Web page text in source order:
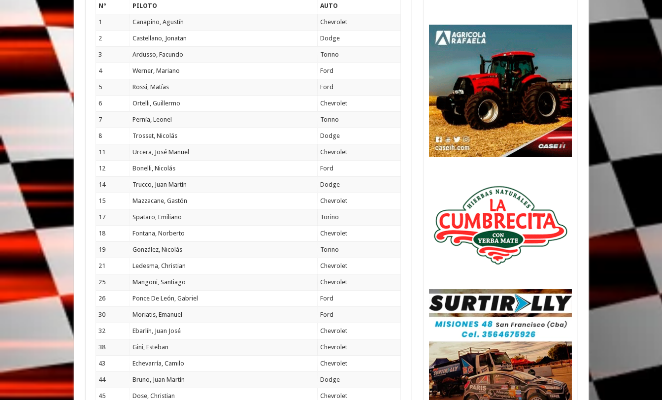
Nº PILOTO AUTO
1 Canapino, Agustín Chevrolet
2 Castellano, Jonatan Dodge
3 Ardusso, Facundo Torino
4 Werner, Mariano Ford
5 Rossi, Matías Ford
6 Ortelli, Guillermo Chevrolet
7 Pernía, Leonel Torino
8 Trosset, Nicolás Dodge
11 Urcera, José Manuel Chevrolet
12 Bonelli, Nicolás Ford
14 Trucco, Juan Martín Dodge
15 Mazzacane, Gastón Chevrolet
17 Spataro, Emiliano Torino
18 Fontana, Norberto Chevrolet
19 González, Nicolás Torino
21 Ledesma, Christian Chevrolet
25 Mangoni, Santiago Chevrolet
26 Ponce De León, Gabriel Ford
30 Moriatis, Emanuel Ford
32 Ebarlín, Juan José Chevrolet
38 Gini, Esteban Chevrolet
43 Echevarría, Camilo Chevrolet
44 Bruno, Juan Martín Dodge
45 Dose, Christian Chevrolet